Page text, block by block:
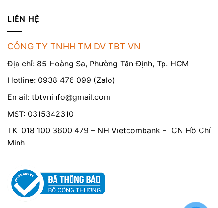
LIÊN HỆ
CÔNG TY TNHH TM DV TBT VN
Địa chỉ: 85 Hoàng Sa, Phường Tân Định, Tp. HCM
Hotline: 0938 476 099 (Zalo)
Email: tbtvninfo@gmail.com
MST: 0315342310
TK: 018 100 3600 479 – NH Vietcombank – CN Hồ Chí
Minh